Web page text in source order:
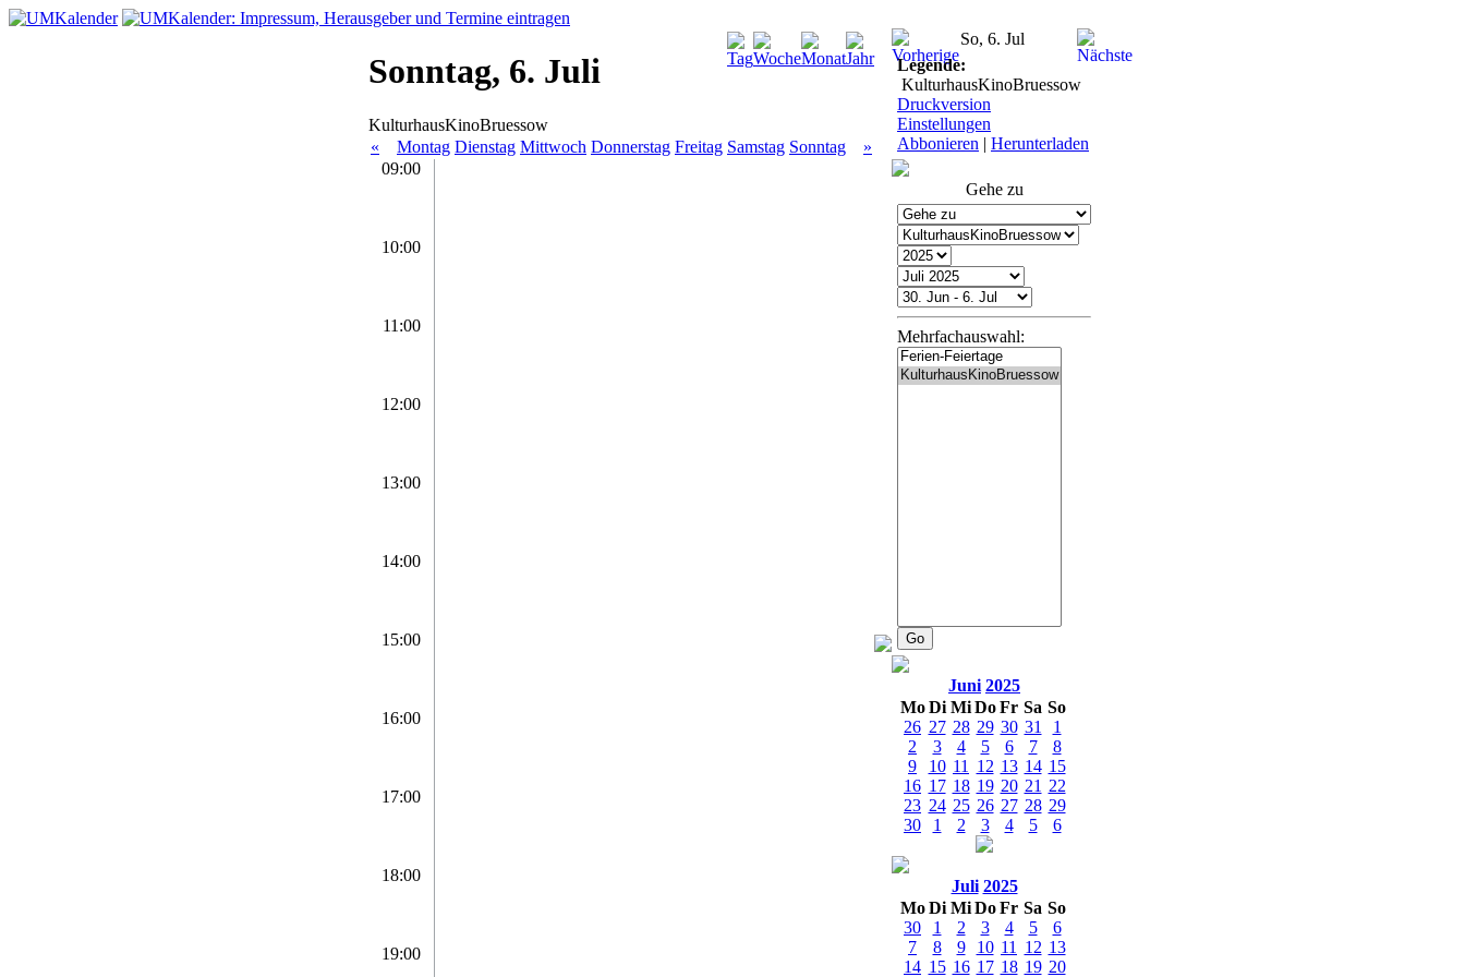
Sonntag, 6. Juli
KulturhausKinoBruessow
«
Montag Dienstag Mittwoch Donnerstag Freitag Samstag Sonntag
»
09:00
10:00
11:00
12:00
13:00
14:00
15:00
16:00
17:00
18:00
19:00
So, 6. Jul
Legende:
KulturhausKinoBruessow
Druckversion
Einstellungen
Abbonieren | Herunterladen
Gehe zu
Mehrfachauswahl:
Juni 2025
Mo Di MiDo Fr Sa So
26 27 28 29 30 31
1
2
3 4 5 6 7
8
9
10 11 12 13 14 15
16 17 18 19 20 21 22
23 24 25 26 27 28 29
30
1 2 3 4 5 6
Juli 2025
Mo Di MiDo Fr Sa So
30
1 2 3 4 5
6
7
8 9 10 11 12 13
14 15 16 17 18 19 20